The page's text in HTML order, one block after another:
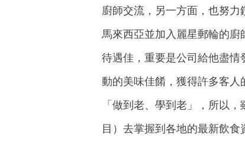
廚師交流，另一方面，也努
馬來西亞並加入麗星郵輪的
待遇佳，重要是公司給他盡
動的美味佳餚，獲得許多客
「做到老、學到老」，所以
目）去掌握到各地的最新飲食